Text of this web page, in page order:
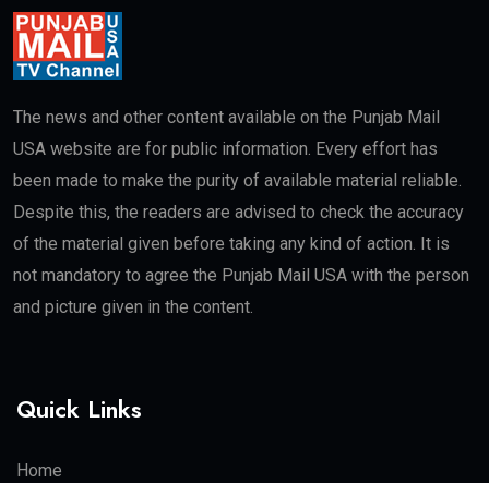
The news and other content available on the Punjab Mail
USA website are for public information. Every effort has
been made to make the purity of available material reliable.
Despite this, the readers are advised to check the accuracy
of the material given before taking any kind of action. It is
not mandatory to agree the Punjab Mail USA with the person
and picture given in the content.
Quick Links
Home